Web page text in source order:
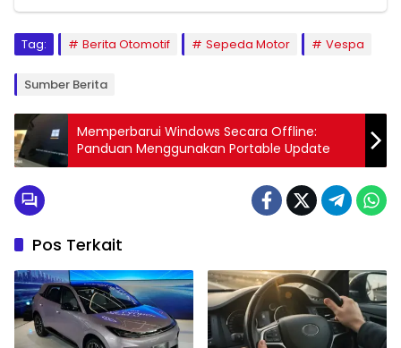
Tag: Berita Otomotif Sepeda Motor Vespa
Sumber Berita
Memperbarui Windows Secara Offline:
Panduan Menggunakan Portable Update
Pos Terkait